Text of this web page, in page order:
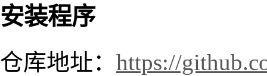
安装程序
仓库地址： https://